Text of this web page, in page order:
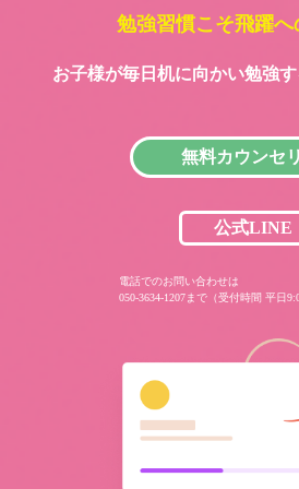
勉強習慣こそ飛躍へ
お子様が毎日机に向かい勉強す
無料カウンセ
公式LINE
電話でのお問い合わせは
050-3634-1207まで（受付時間 平日